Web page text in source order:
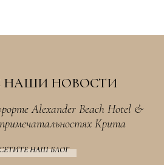
НАШИ НОВОСТИ
Alexander Beach Hotel &
Крита
НАШ БЛОГ